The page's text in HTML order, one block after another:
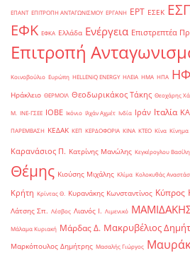
ΕΠΑΝΤ ΕΠΙΤΡΟΠΗ ΑΝΤΑΓΩΝΙΣΜΟΥ ΕΡΓΑΝΗ ΕΡΤ ΕΣΕΚ
ΕΦΚ ΕΦΚΑ Ελλάδα Ενέργεια Επιστρεπτέα
Επιτροπή
Κοινοβούλιο Ευρώπη ΗELLENiQ ENERGY ΗΛΕΙΑ ΗΜΑ ΗΠΑ
Ηράκλειο ΘΕΡΜΟΙΛ Θεοδωρικάκος Τάκης Θεοχάρης
Μ. ΙΝΕ-ΓΣΕΕ ΙΟΒΕ Ικόνιο Ιλχάν Αχμέτ Ινδία Ιράν Ιταλία
ΠΑΡΕΜΒΑΣΗ ΚΕΔΑΚ ΚΕΠ ΚΕΡΔΟΦΟΡΙΑ ΚΙΝΑ ΚΤΕΟ Κίνα Κίνημα
Καρανάσιος Π. Κατρίνης Μανώλης Κεγκέρογλου
Θέμης Κιούσης Μιχάλης Κλίμα Κολοκυθάς
Κρήτη Κρίντας Θ. Κυρανάκης Κωνσταντίνος Κύπρος
Λάτσης Σπ. Λέσβος Λιανός Ι. Λιμενικό
Μάλαμα Κυριακή Μάρδας Δ. Μακρυβέλιος
Μαρκόπουλος Δημήτρης Μασαλής Γιώργος